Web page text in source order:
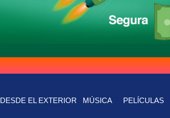
DESDE EL EXTERIOR MÚSICA PELÍCULAS